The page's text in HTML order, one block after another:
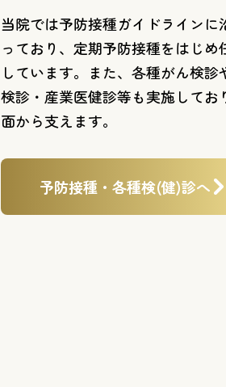
当院では予防接種ガイドライン
っており、定期予防接種をはじ
しています。また、各種がん検
検診・産業医健診等も実施して
面から支えます。
予防接種・各種検(健)診へ